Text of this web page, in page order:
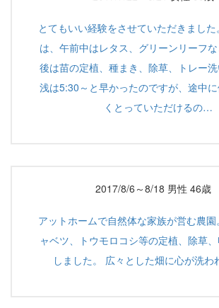
とてもいい経験をさせていただきまし
は、午前中はレタス、グリーンリーフ
後は苗の定植、種まき、除草、トレー洗
浅は5:30～と早かったのですが、途中
くとっていただけるの…
2017/8/6～8/18 男性 46歳
アットホームで自然体な家族が営む農
ャベツ、トウモロコシ等の定植、除草
しました。 広々とした畑に心が洗わ